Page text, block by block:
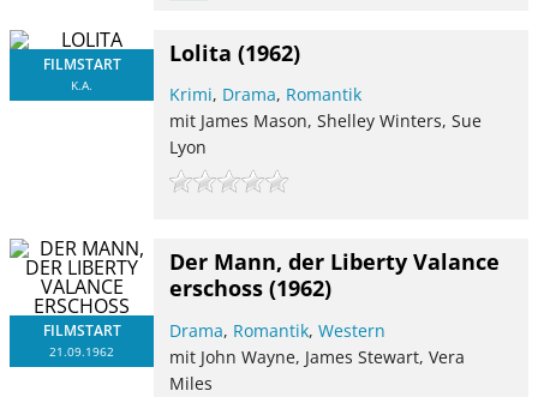
FILMSTART
K.A.
Lolita (1962)
Krimi, Drama, Romantik
mit James Mason, Shelley Winters, Sue
Lyon
FILMSTART
21.09.1962
Der Mann, der Liberty Valance
erschoss (1962)
Drama, Romantik,Western
mit John Wayne, James Stewart, Vera
Miles